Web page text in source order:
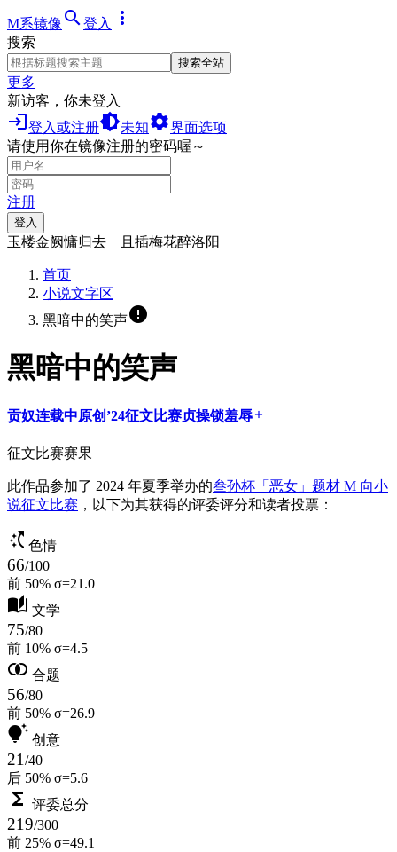
M系镜像 search登入 more_vert
搜索
搜索全站
更多
新访客，你未登入
login登入或注册brightness_medium未知settings界面选项
请使用你在镜像注册的密码喔～
注册
登入
玉楼金阙慵归去 且插梅花醉洛阳
首页
小说文字区
黑暗中的笑声error
黑暗中的笑声
贡奴连载中原创 ’24征文比赛贞操锁羞辱 add
征文比赛赛果
此作品参加了 2024 年夏季举办的叁孙杯「恶女」题材 M 向小
说征文比赛 ，以下为其获得的评委评分和读者投票：
switch_access_shortcut 色情
66/100
前 50% σ=21.0
auto_stories 文学
75/80
前 10% σ=4.5
join_inner 合题
56/80
前 50% σ=26.9
tips_and_updates 创意
21 /40
后 50% σ=5.6
functions 评委总分
219/300
前 25% σ=49.1